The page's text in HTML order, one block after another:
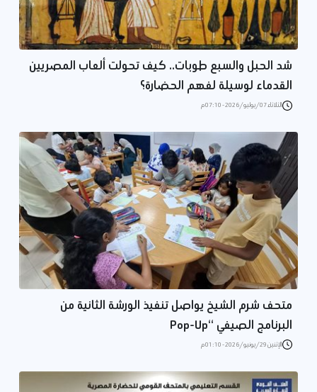
شد الحبل والسبع طوبات.. كيف تحولت ألعاب المصريين
القدماء لوسيلة لفهم الحضارة؟
الثلاثاء 07/يوليو/2026 - 07:10 م
متحف شرم الشيخ يواصل تنفيذ الورشة الثانية من
البرنامج الصيفي “Pop-Up
الإثنين 29/يونيو/2026 - 01:10 م